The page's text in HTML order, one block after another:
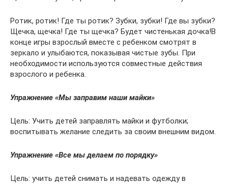
Ротик, ротик! Где ты ротик? Зубки, зубки! Где вы зубки?
Щечка, щечка! Где ты щечка? Будет чистенькая дочка!В
конце игры взрослый вместе с ребенком смотрят в
зеркало и улыбаются, показывая чистые зубы. При
необходимости используются совместные действия
взрослого и ребенка.
Упражнение «Мы заправим наши майки»
Цель: Учить детей заправлять майки и футболки;
воспитывать желание следить за своим внешним видом.
Упражнение «Все мы делаем по порядку»
Цель: учить детей снимать и надевать одежду в